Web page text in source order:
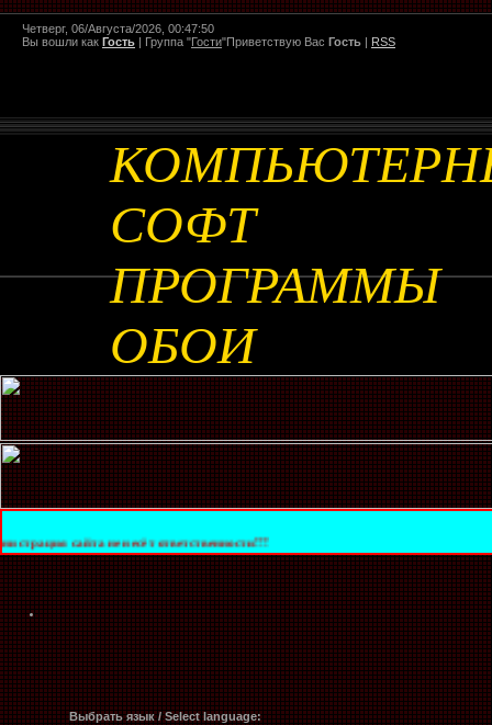
Четверг, 06/Августа/2026, 00:47:50
Вы вошли как Гость | Группа "Гости"Приветствую Вас Гость | RSS
СОФТ
ПРОГРАММЫ
ОБОИ
не несёт ответственности!!!
Выбрать язык / Select language: